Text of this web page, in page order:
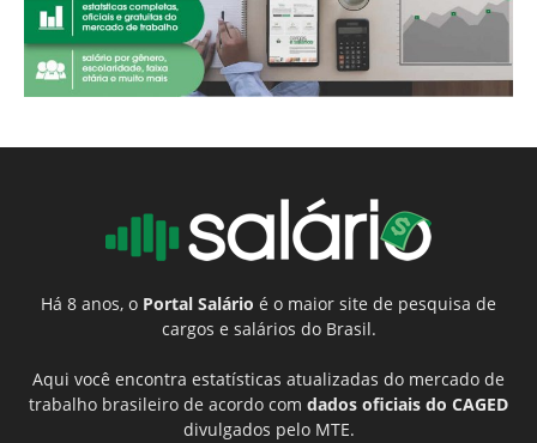
Há 8 anos, o Portal Salário é o maior site de pesquisa de
cargos e salários do Brasil.
Aqui você encontra estatísticas atualizadas do mercado de
trabalho brasileiro de acordo com dados oficiais do CAGED
divulgados pelo MTE.